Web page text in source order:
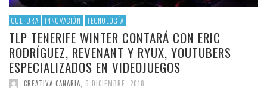
CULTURA INNOVACIÓN TECNOLOGÍA
TLP TENERIFE WINTER CONTARÁ CON ERIC
RODRÍGUEZ, REVENANT Y RYUX, YOUTUBERS
ESPECIALIZADOS EN VIDEOJUEGOS
CREATIVA CANARIA 6 DICIEMBRE, 2018